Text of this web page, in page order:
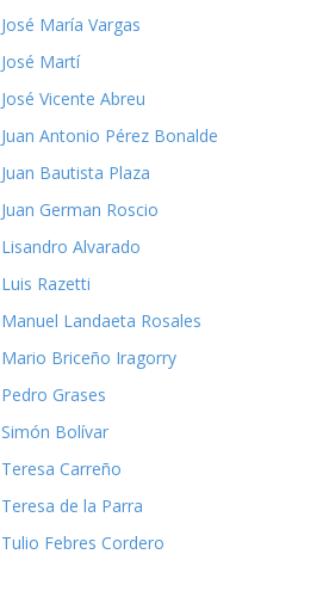
José María Vargas
José Martí
José Vicente Abreu
Juan Antonio Pérez Bonalde
Juan Bautista Plaza
Juan German Roscio
Lisandro Alvarado
Luis Razetti
Manuel Landaeta Rosales
Mario Briceño Iragorry
Pedro Grases
Simón Bolívar
Teresa Carreño
Teresa de la Parra
Tulio Febres Cordero